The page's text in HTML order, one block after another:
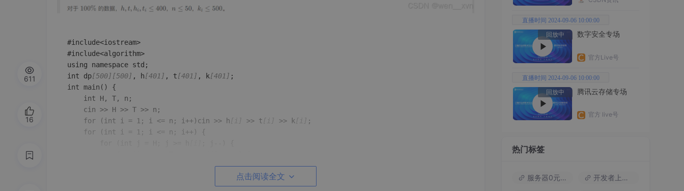
#include<iostream>
#include<algorithm>
using namespace std;
int dp[500] [500] , h[401] , t[401] , k[401] ;
int main() {
	for (int i = 1; i <= n; i++)cin >> h
[i] >> t [i] >> k [i] ;
[q],dp[j-h[i]][q-t[i]]+k[i]
点击阅读全文
611
16
直播时间 2024-09-06 10:00:00
回放中
数字安全专场
官方Live号
直播时间 2024-09-06 10:00:00
回放中
腾讯云存储专场
官方 live号
热门标签
服务器0元试用 开发者上云包